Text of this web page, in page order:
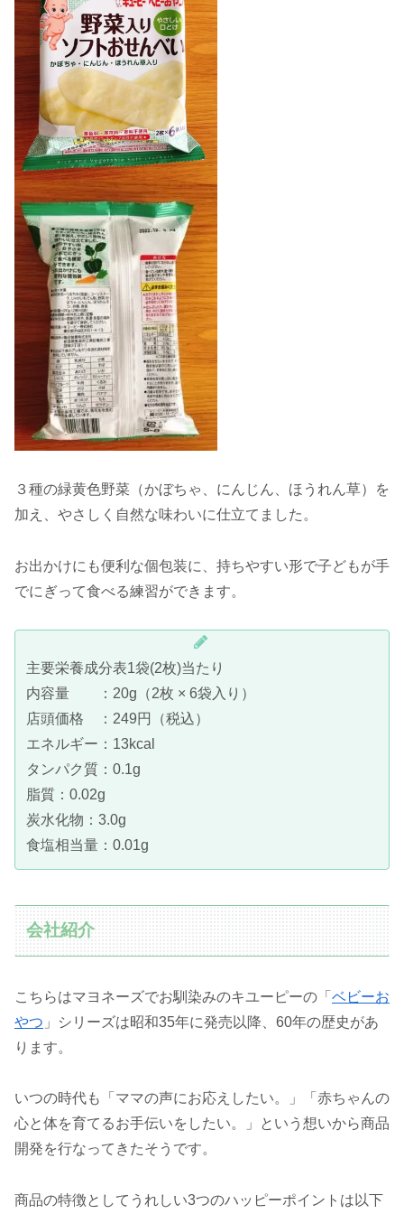
３種の緑黄色野菜（かぼちゃ、にんじん、ほうれん草）を
加え、やさしく自然な味わいに仕立てました。
お出かけにも便利な個包装に、持ちやすい形で子どもが手
でにぎって食べる練習ができます。
主要栄養成分表1袋(2枚)当たり
内容量 ：20g（2枚 × 6袋入り）
店頭価格 ：249円（税込）
エネルギー：13kcal
タンパク質：0.1g
脂質：0.02g
炭水化物：3.0g
食塩相当量：0.01g
会社紹介
こちらはマヨネーズでお馴染みのキユーピーの「 ベビーお
やつ 」シリーズは昭和35年に発売以降、60年の歴史があ
ります。
いつの時代も「ママの声にお応えしたい。」「赤ちゃんの
心と体を育てるお手伝いをしたい。」という想いから商品
開発を行なってきたそうです。
商品の特徴としてうれしい3つのハッピーポイントは以下